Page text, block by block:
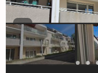
Previous